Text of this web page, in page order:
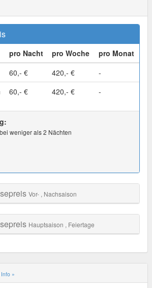
pro Nacht pro Woche
pro Monat
60,- € 420,- €
-
60,- € 420,- € -
weniger als 2 Nächten
Vor- , Nachsaison
Hauptsaison , Feiertage
»